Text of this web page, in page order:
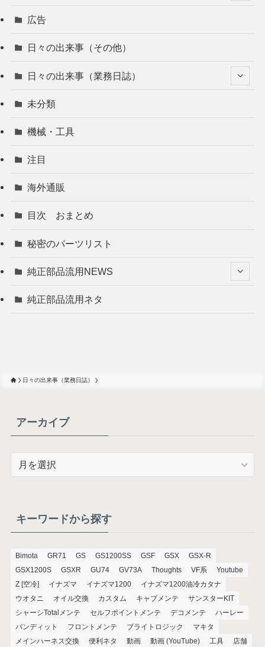
広告
日々の出来事（その他）
日々の出来事（業務日誌）
未分類
機械・工具
注目
海外通販
目次 おまとめ
秘密のパーツリスト
純正部品流用NEWS
純正部品流用ネタ
日々の出来事（業務日誌）
アーカイブ
ブキーワードから探す
Bimota GR71 GS GS1200SS GSF GSX
GSX-R
GSX1200S
GSXR GU74 GV73A Thoughts VF系
Youtube
Z [空冷]
イナズマ イナズマ1200
イナズマ1200油冷カタナ
ウオタニ
オイル交換 カスタム キャブメンテ
サンスターKIT
シャーシTotalメンテ
セルフポイントメンテ デコメンテ
ハーレー
バンディット
フロントメンテ ブライトロジック
マキタ
メインハーネス交換
便利ネタ 動画 動画 (YouTube) 工具 店舗